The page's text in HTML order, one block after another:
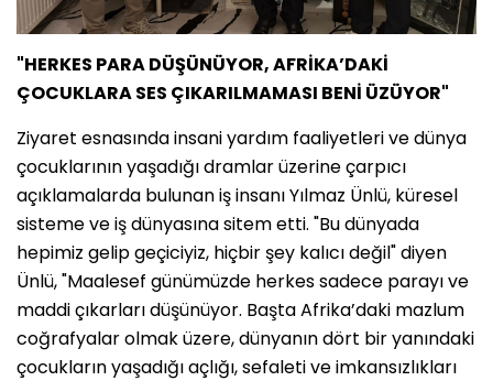
"HERKES PARA DÜŞÜNÜYOR, AFRİKA’DAKİ
ÇOCUKLARA SES ÇIKARILMAMASI BENİ ÜZÜYOR"
Ziyaret esnasında insani yardım faaliyetleri ve dünya
çocuklarının yaşadığı dramlar üzerine çarpıcı
açıklamalarda bulunan iş insanı Yılmaz Ünlü, küresel
sisteme ve iş dünyasına sitem etti. "Bu dünyada
hepimiz gelip geçiciyiz, hiçbir şey kalıcı değil" diyen
Ünlü, "Maalesef günümüzde herkes sadece parayı ve
maddi çıkarları düşünüyor. Başta Afrika’daki mazlum
coğrafyalar olmak üzere, dünyanın dört bir yanındaki
çocukların yaşadığı açlığı, sefaleti ve imkansızlıkları